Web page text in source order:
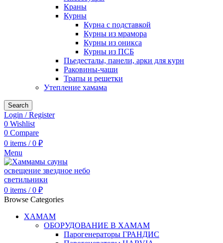
Краны
Курны
Курна с подставкой
Курны из мрамора
Курны из оникса
Курны из ПСБ
Пьедесталы, панели, арки для курн
Раковины-чаши
Трапы и решетки
Утепление хамама
Search
Login / Register
0 Wishlist
0 Compare
0 items / 0 ₽
Menu
0 items / 0 ₽
Browse Categories
ХАМАМ
ОБОРУДОВАНИЕ В ХАМАМ
Парогенераторы ГРАНДИС